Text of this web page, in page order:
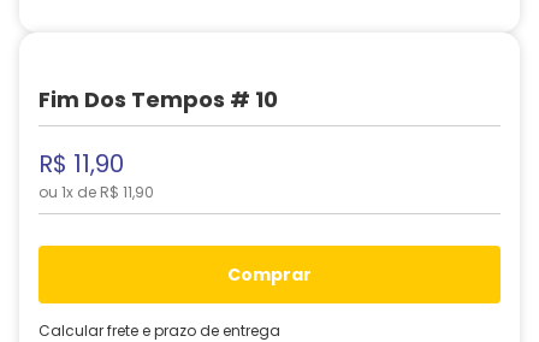
Fim Dos Tempos # 10
R$ 11,90
ou 1x de R$ 11,90
comprar
Calcular frete e prazo de entrega